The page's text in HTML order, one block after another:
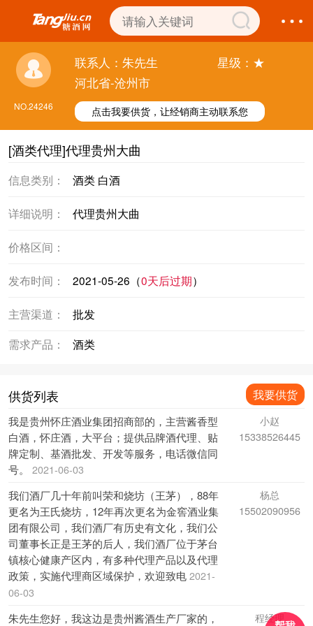
NO.24246
联系人：朱先生
星级：★
河北省-沧州市
点击我要供货，让经销商主动联系您
[酒类代理]代理贵州大曲
信息类别： 酒类 白酒
详细说明： 代理贵州大曲
价格区间：
发布时间： 2021-05-26（0天后过期）
主营渠道：
批发
需求产品：
酒类
供货列表 我要供货
我是贵州怀庄酒业集团招商部的，主营酱香型
白酒，怀庄酒，大平台；提供品牌酒代理、贴
牌定制、基酒批发、开发等服务，电话微信同
号。 2021-06-03
小赵
15338526445
我们酒厂几十年前叫荣和烧坊（王茅），88年
更名为王氏烧坊，12年再次更名为金窖酒业集
团有限公司，我们酒厂有历史有文化，我们公
司董事长正是王茅的后人，我们酒厂位于茅台
镇核心健康产区内，有多种代理产品以及代理
政策，实施代理商区域保护，欢迎致电 2021-
06-03
杨总
15502090956
朱先生您好，我这边是贵州酱酒生产厂家的， 程经理